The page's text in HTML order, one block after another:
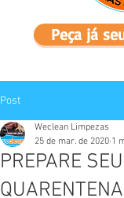
Peça já
Post
PREPARE
Weclean Limpezas
25 de mar. de 2020 1